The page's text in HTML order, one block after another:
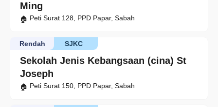
Ming
Peti Surat 128, PPD Papar, Sabah
Sekolah Jenis Kebangsaan (cina) St
Joseph
SJKC
Rendah
Peti Surat 150, PPD Papar, Sabah